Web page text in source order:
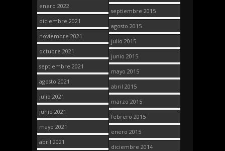
enero 2022
diciembre 2021
noviembre 2021
octubre 2021
septiembre 2021
agosto 2021
julio 2021
junio 2021
mayo 2021
abril 2021
septiembre 2015
agosto 2015
julio 2015
junio 2015
mayo 2015
abril 2015
marzo 2015
febrero 2015
enero 2015
diciembre 2014